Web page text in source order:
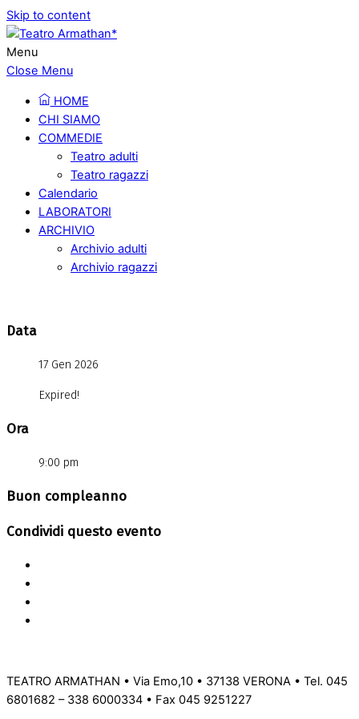
Skip to content
Menu
Close Menu
HOME
CHI SIAMO
COMMEDIE
Teatro adulti
Teatro ragazzi
Calendario
LABORATORI
ARCHIVIO
Archivio adulti
Archivio ragazzi
Data
17 Gen 2026
Expired!
Ora
9:00 pm
Buon compleanno
Condividi questo evento
TEATRO ARMATHAN • Via Emo,10 • 37138 VERONA • Tel. 045
6801682 – 338 6000334 • Fax 045 9251227